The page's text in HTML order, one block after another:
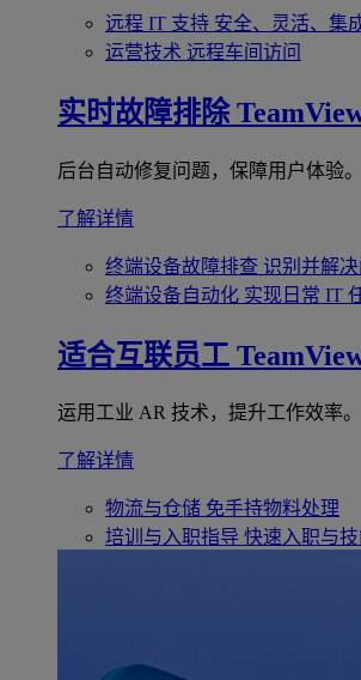
远程 IT 支持 安全、灵活、集
运营技术 远程车间访问
实时故障排除
后台自动修复问题，保障用户体验。
了解详情
终端设备故障排查 识别并解
终端设备自动化 实现日常 IT
适合互联员工
运用工业 AR 技术，提升工作效率。
了解详情
物流与仓储 免手持物料处理
培训与入职指导 快速入职与